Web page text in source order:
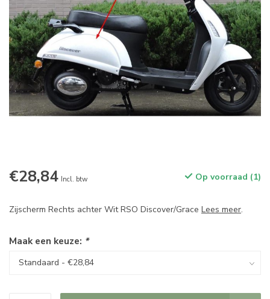
€28,84 Incl. btw Op voorraad (1)
Zijscherm Rechts achter Wit RSO Discover/Grace Lees meer.
Maak een keuze: *